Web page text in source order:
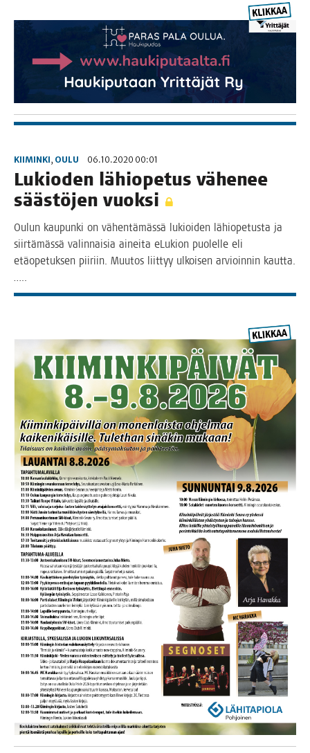
KIIMINKI, OULU 06.10.2020 00:01
Lukio­den lähio­pe­tus vähe­nee
sääs­tö­jen vuoksi
Oulun kau­pun­ki on vähen­tä­mäs­sä lukioi­den lähio­pe­tus­ta ja
siir­tä­mäs­sä valin­nai­sia ainei­ta eLu­kion puo­lel­le eli
etä­ope­tuk­sen pii­riin. Muu­tos liit­tyy ulkoi­sen arvioin­nin kautta.